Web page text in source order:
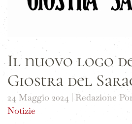
Il nuovo logo
Giostra del
24 Maggio 2024 | Redazione
Notizie